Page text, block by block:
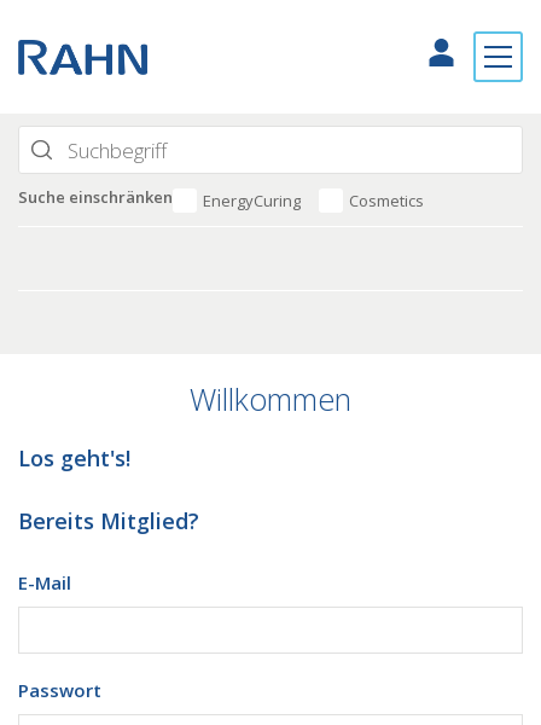
Suche einschränken EnergyCuring Cosmetics
Willkommen
Los geht's!
Bereits Mitglied?
E-Mail
Passwort